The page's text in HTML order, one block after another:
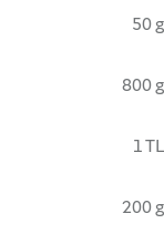
50 g
800 g
1 TL
200 g